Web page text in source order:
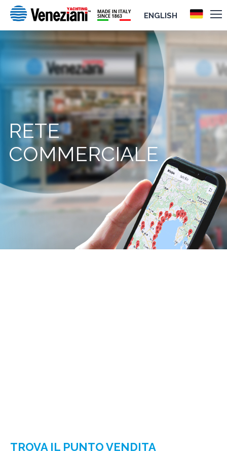
ENGLISH
RETE
COMMERCIALE
TROVA IL PUNTO VENDITA